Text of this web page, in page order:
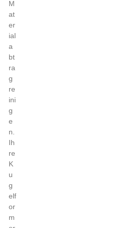
M
at
er
ial
a
bt
ra
g
re
ini
g
e
n.
Ih
re
K
u
g
elf
or
m